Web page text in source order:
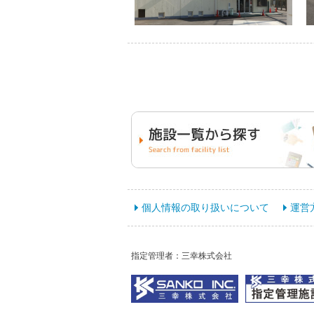
個人情報の取り扱いについて 運営
指定管理者：三幸株式会社